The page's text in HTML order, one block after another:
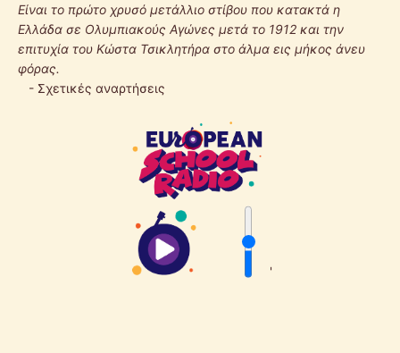
Είναι το πρώτο χρυσό μετάλλιο στίβου που κατακτά η
Ελλάδα σε Ολυμπιακούς Αγώνες μετά το 1912 και την
επιτυχία του Κώστα Τσικλητήρα στο άλμα εις μήκος άνευ
φόρας.
- Σχετικές αναρτήσεις
'